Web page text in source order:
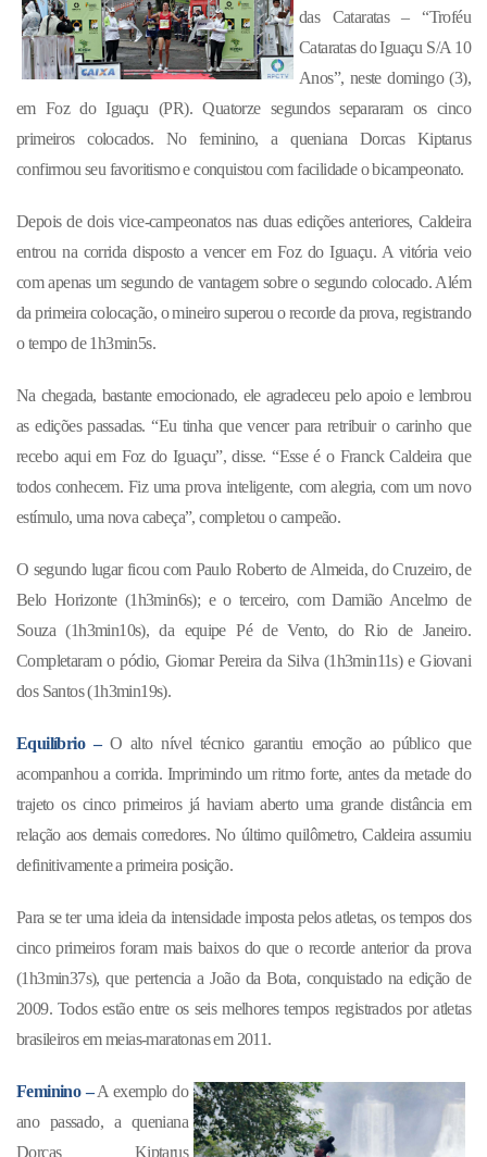
das Cataratas – “Troféu
Cataratas do Iguaçu S/A 10
Anos”, neste domingo (3),
em Foz do Iguaçu (PR). Quatorze segundos separaram os cinco
primeiros colocados. No feminino, a queniana Dorcas Kiptarus
confirmou seu favoritismo e conquistou com facilidade o bicampeonato.
Depois de dois vice-campeonatos nas duas edições anteriores, Caldeira
entrou na corrida disposto a vencer em Foz do Iguaçu. A vitória veio
com apenas um segundo de vantagem sobre o segundo colocado. Além
da primeira colocação, o mineiro superou o recorde da prova, registrando
o tempo de 1h3min5s.
Na chegada, bastante emocionado, ele agradeceu pelo apoio e lembrou
as edições passadas. “Eu tinha que vencer para retribuir o carinho que
recebo aqui em Foz do Iguaçu”, disse. “Esse é o Franck Caldeira que
todos conhecem. Fiz uma prova inteligente, com alegria, com um novo
estímulo, uma nova cabeça”, completou o campeão.
O segundo lugar ficou com Paulo Roberto de Almeida, do Cruzeiro, de
Belo Horizonte (1h3min6s); e o terceiro, com Damião Ancelmo de
Souza (1h3min10s), da equipe Pé de Vento, do Rio de Janeiro.
Completaram o pódio, Giomar Pereira da Silva (1h3min11s) e Giovani
dos Santos (1h3min19s).
Equilíbrio –O alto nível técnico garantiu emoção ao público que
acompanhou a corrida. Imprimindo um ritmo forte, antes da metade do
trajeto os cinco primeiros já haviam aberto uma grande distância em
relação aos demais corredores. No último quilômetro, Caldeira assumiu
definitivamente a primeira posição.
Para se ter uma ideia da intensidade imposta pelos atletas, os tempos dos
cinco primeiros foram mais baixos do que o recorde anterior da prova
(1h3min37s), que pertencia a João da Bota, conquistado na edição de
2009. Todos estão entre os seis melhores tempos registrados por atletas
brasileiros em meias-maratonas em 2011.
Feminino –A exemplo do
ano passado, a queniana
Dorcas Kiptarus